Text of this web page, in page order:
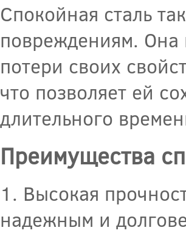
Спокойная сталь
повреждениям. Она
потери своих
что позволяет ей
длительного
Преимущества
1. Высокая
надежным и